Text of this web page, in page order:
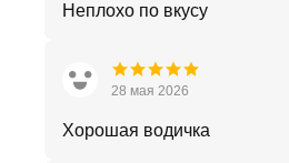
Неплохо по вкусу
28 мая 2026
Хорошая водичка